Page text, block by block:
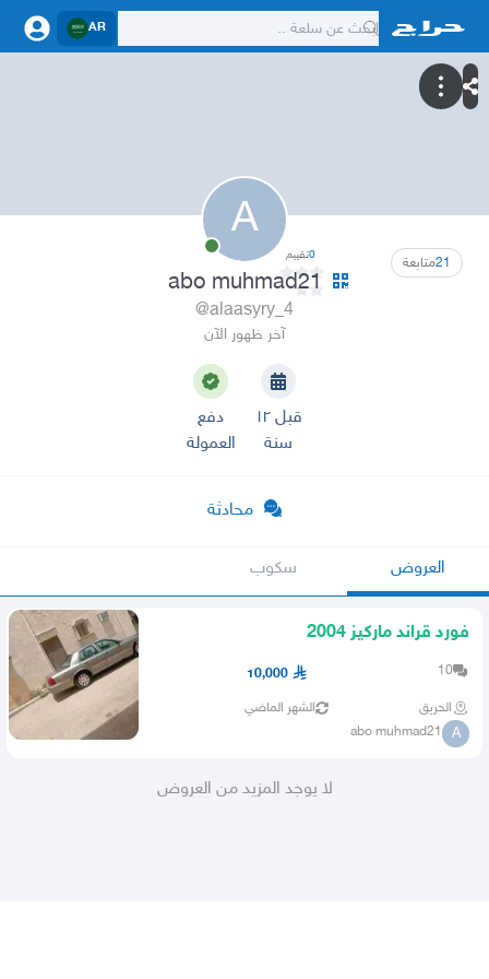
AR
A
21متابعة 0تقييم
abo muhmad21
@alaasyry_4
آخر ظهور الآن
قبل ١٢
سنة
دفع
العمولة
محادثة
العروض سكوب
فورد قراند ماركيز 2004
10
10,000
الحريق الشهر الماضي
A
abo muhmad21
لا يوجد المزيد من العروض